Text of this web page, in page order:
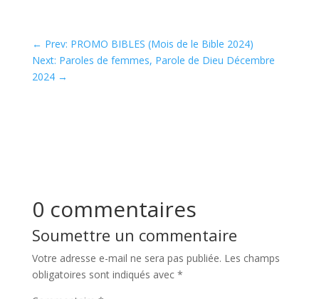
← Prev: PROMO BIBLES (Mois de le Bible 2024)
Next: Paroles de femmes, Parole de Dieu Décembre
2024→
0 commentaires
Soumettre un commentaire
Votre adresse e-mail ne sera pas publiée. Les champs
obligatoires sont indiqués avec *